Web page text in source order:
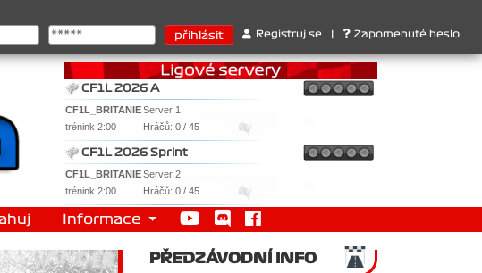
: 1. Ferrari . 2. Williams , 3. RedBull ..... SprintCup - 1. Jan Nováček
Registruj se Zapomenuté heslo
CF1L 2026 A
CF1L_BRITANIEServer 1
trénink 2:00
Hráčů: 0 / 45
CF1L 2026 Sprint
CF1L_BRITANIEServer 2
trénink 2:00
Hráčů: 0 / 45
Informace
PŘEDZÁVODNÍ INFO